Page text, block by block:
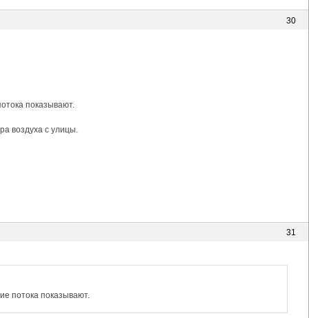
30
показывают.
воздуха с улицы.
31
потока показывают.